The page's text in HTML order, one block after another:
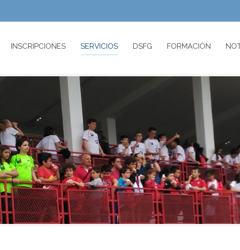
INSCRIPCIONES SERVICIOS DSFG FORMACIÓN